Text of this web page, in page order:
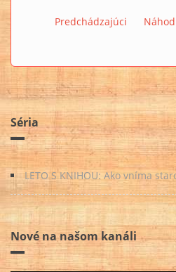
Predchádzajúci
Séria
LETO S KNIHOU: Ako vníma
Nové na našom kanáli